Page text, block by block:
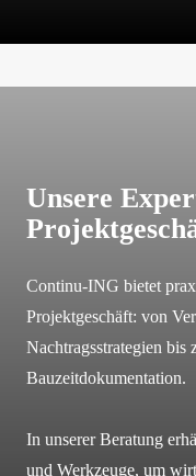
Unsere
Continu-ING bietet
Projektgeschäft: von
Nachtragsstrategien bis
Bauzeitdokumentation.
In unserer Beratung
und Werkzeuge, um